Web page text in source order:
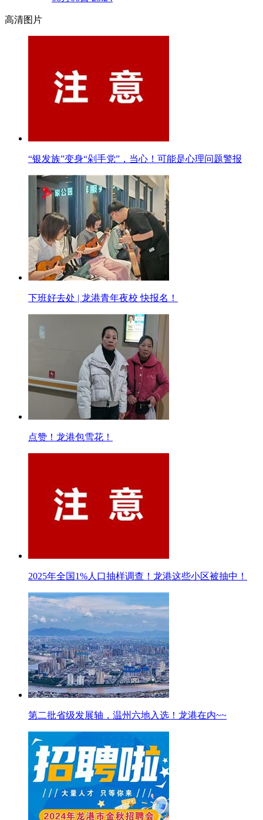
高清图片
“银发族”变身“剁手党”，当心！可能是心理问题警报
下班好去处 | 龙港青年夜校 快报名！
点赞！龙港包雪花！
2025年全国1%人口抽样调查！龙港这些小区被抽中！
第二批省级发展轴，温州六地入选！龙港在内~~